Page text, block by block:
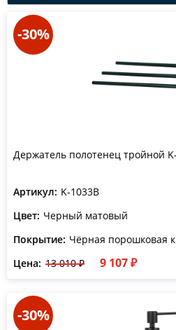
-30%
Держатель полотенец тройной
Артикул: K-1033B
Цвет: Черный матовый
Покрытие: Чёрная порошковая
Цена: 13 010 ₽ 9 107 ₽
-30%